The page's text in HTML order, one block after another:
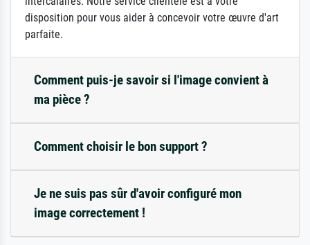
disposition pour vous aider à concevoir votre œuvre d'art
parfaite.
Comment puis-je savoir si l'image convient à
ma pièce ?
Comment choisir le bon support ?
Je ne suis pas sûr d'avoir configuré mon
image correctement !